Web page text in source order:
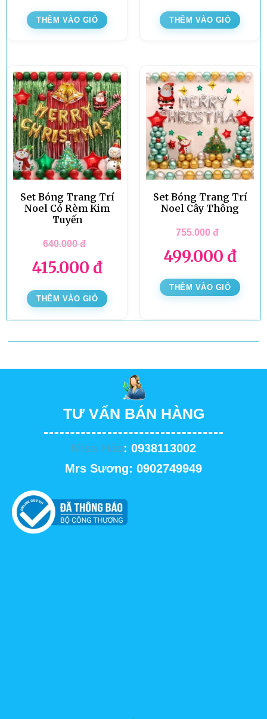
THÊM VÀO GIỎ THÊM VÀO GIỎ
Set Bóng Trang Trí
Noel Có Rèm Kim
Tuyến
640.000đ
415.000 đ
THÊM VÀO GIỎ
Set Bóng Trang Trí
Noel Cây Thông
755.000đ
499.000 đ
THÊM VÀO GIỎ
TƯ VẤN BÁN HÀNG
Miss Hảo: 0938113002
Mrs Sương: 0902749949